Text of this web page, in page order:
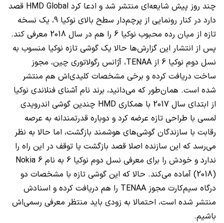
چند روز پیش شایعه‌ای منتشر شد و ادعا کرد HMD Global قصد
دارد در کنار رونمایی از پرچم‌دار سطح بالای نوکیا 9، یک نسخه
تازه از میان رده محبوب نوکیا 6 را هم در سال 2018 معرفی کند.
پس از انتشار این گزارش‌ها حالا یک گوشی تازه نوکیا منسوب به
نسل دوم نوکیا 6 از
TENAA، آژانس رگولاتوری چین، مجوز
ساخت دریافت کرده و برخی مشخصات کلیدی‌اش هم منتشر
شده است. همان‌طور که می‌دانید، برند نام آشنای فنلاندی نوکیا
از ابتدای سال 2017 با همکاری
HMD چندین گوشی اندرویدی
لمسی با طراحی تازه عرضه کرد و دوباره قدرتمندانه به عرصه
رقابت با سازندگان گوشی‌های هوشمند بازگشت، اما حالا به نظر
می‌رسد که این سازنده اصلا قصد بازگشت یا توقف در این راه را
ندارد و خودش را برای معرفی نسل دوم نوکیا 6 به نام
Nokia 6
(2018) آماده می‌کند. حالا که این گوشی تازه با مشخصات دو
درگاه سیم‌کارت مجوز TENAA را هم دریافت کرده و اسنادش
منتشر شده است، احتمالا به زودی باید منتظر معرفی رسمی‌اش
باشیم.